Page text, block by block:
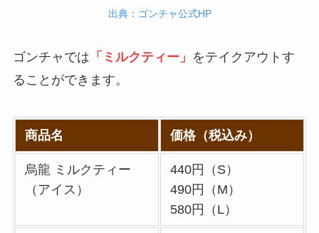
サイゼリヤの注文方
利用可能な支払方法
低い順ランキング！
多い順に全メニュー
まとめ
丸亀製麺のテイクア
ウト(お持ち帰り)全
出典：ゴンチャ公式HP
ゴンチャでは 「ミルクティー」 をテイクアウトす
ることができます。
商品名 価格（税込み）
烏龍 ミルクティー
（アイス）
440円（S）
490円（M）
580円（L）